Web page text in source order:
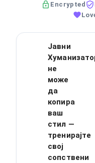
Encrypted
Јавни
не
може
да
копира
ваш
стил —
тренирајте
свој
сопствени